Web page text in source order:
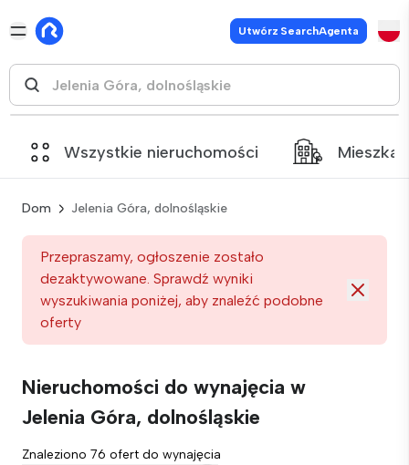
Utwórz SearchAgenta
Wszystkie nieruchomości
Dom Jelenia Góra, dolnośląskie
Przepraszamy, ogłoszenie zostało
dezaktywowane. Sprawdź wyniki
wyszukiwania poniżej, aby znaleźć podobne
oferty
Nieruchomości do wynajęcia w
Jelenia Góra, dolnośląskie
Znaleziono 76 ofert do wynajęcia